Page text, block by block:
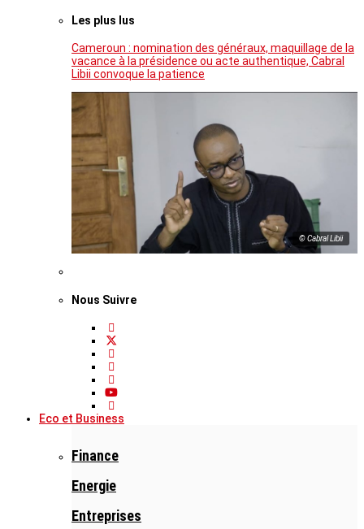
Les plus lus
Cameroun : nomination des généraux, maquillage de la
vacance à la présidence ou acte authentique, Cabral
Libii convoque la patience
© Cabral Libii
Nous Suivre
Eco et Business
Finance
Energie
Entreprises